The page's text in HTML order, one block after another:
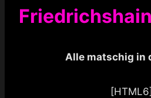
Friedrichshain
Alle matschig in
[HTML6]